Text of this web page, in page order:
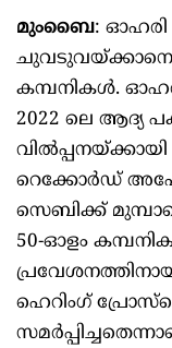
മുംബൈ: ഓഹരി
കമ്പനികള്‍.
2022 ലെ ആദ്യ
റെക്കോര്‍ഡ്
സെബിക്ക്
50-ഓളം
ഹെറിംഗ്